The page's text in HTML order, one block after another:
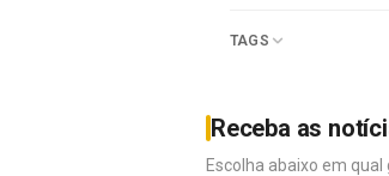
TAGS
Receba as
Escolha abaixo em